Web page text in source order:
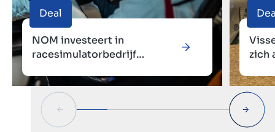
Deal
NOM investeert in
racesimulatorbedrijf
internationale
groeiversnelling
zich